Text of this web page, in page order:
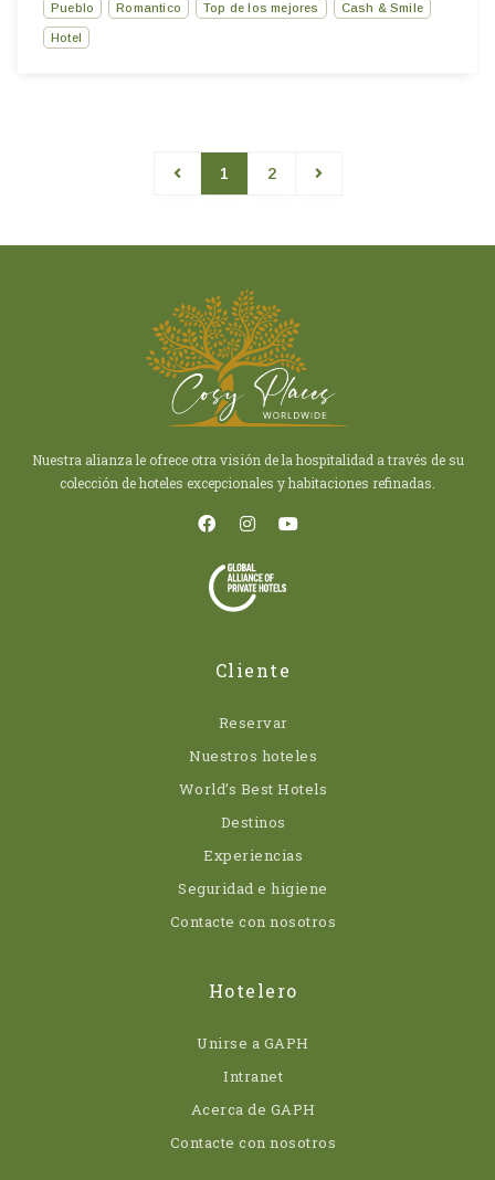
Pueblo Romantico Top de los mejores Cash & Smile
Hotel
1 2
Nuestra alianza le ofrece otra visión de la hospitalidad a través de su
colección de hoteles excepcionales y habitaciones refinadas.
Cliente
Reservar
Nuestros hoteles
World’s Best Hotels
Destinos
Experiencias
Seguridad e higiene
Contacte con nosotros
Hotelero
Unirse a GAPH
Intranet
Acerca de GAPH
Contacte con nosotros